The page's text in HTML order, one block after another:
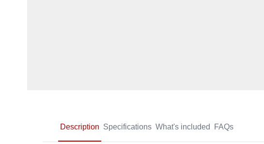
Description Specifications What's included FAQs